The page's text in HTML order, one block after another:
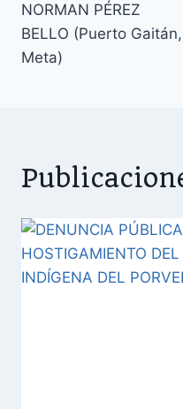
NORMAN PÉREZ
BELLO (Puerto Gaitán,
Meta)